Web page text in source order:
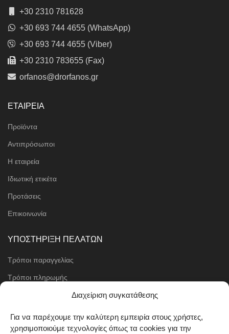
Διαχείριση συγκατάθεσης
Για να παρέχουμε την καλύτερη εμπειρία στους χρήστες,
χρησιμοποιούμε τεχνολογίες όπως τα cookies για την
+30 2310 781628
+30 693 744 4655 (WhatsApp)
+30 693 744 4655 (Viber)
+30 2310 783655 (Fax)
orfanos@drorfanos.gr
ΕΤΑΙΡΕΙΑ
Προϊόντα
Αντιπρόσωποι
Η εταιρεία
Ιδιωτική ετικέτα
Προτάσεις
Επικοινωνία
ΥΠΟΣΤΗΡΙΞΗ ΠΕΛΑΤΩΝ
Τρόποι παραγγελίας
Τρόποι πληρωμής
Μέθοδοι αποστολής
Όροι χρήσης